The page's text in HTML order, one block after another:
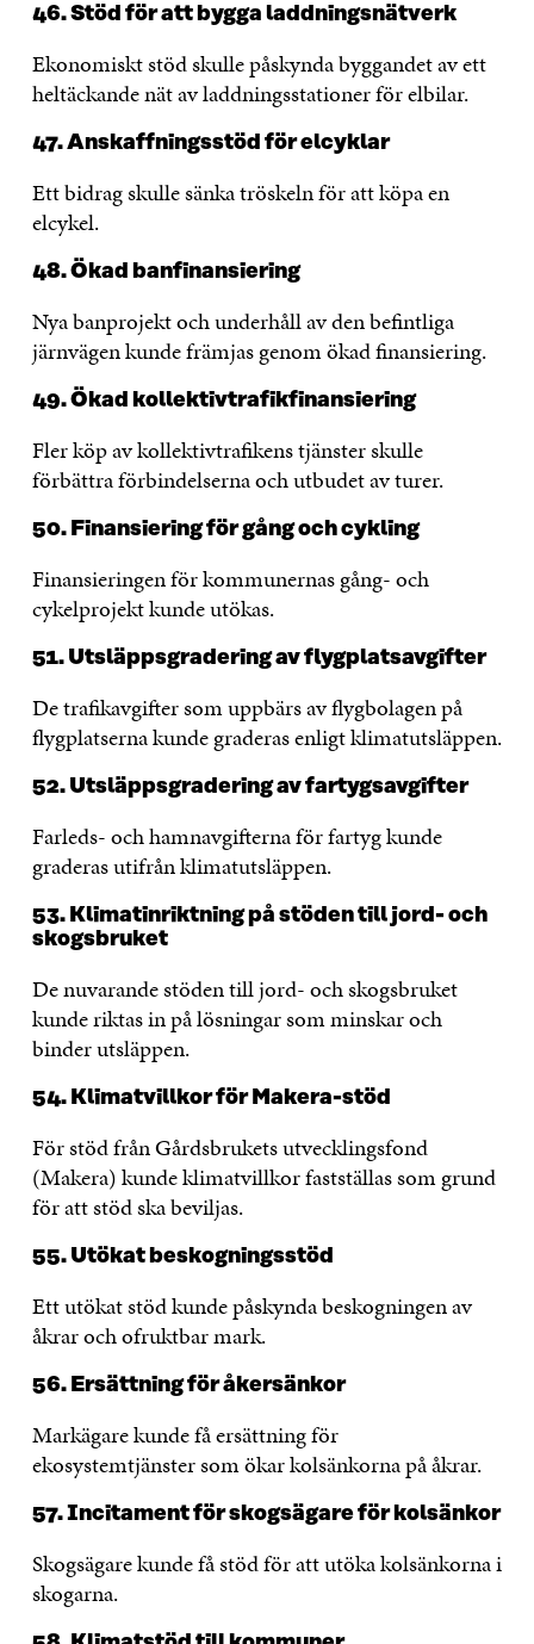
46. Stöd för att bygga laddningsnätverk
Ekonomiskt stöd skulle påskynda byggandet av ett
heltäckande nät av laddningsstationer för elbilar.
47. Anskaffningsstöd för elcyklar
Ett bidrag skulle sänka tröskeln för att köpa en
elcykel.
48. Ökad banfinansiering
Nya banprojekt och underhåll av den befintliga
järnvägen kunde främjas genom ökad finansiering.
49. Ökad kollektivtrafikfinansiering
Fler köp av kollektivtrafikens tjänster skulle
förbättra förbindelserna och utbudet av turer.
50. Finansiering för gång och cykling
Finansieringen för kommunernas gång- och
cykelprojekt kunde utökas.
51. Utsläppsgradering av flygplatsavgifter
De trafikavgifter som uppbärs av flygbolagen på
flygplatserna kunde graderas enligt klimatutsläppen.
52. Utsläppsgradering av fartygsavgifter
Farleds- och hamnavgifterna för fartyg kunde
graderas utifrån klimatutsläppen.
53. Klimatinriktning på stöden till jord- och
skogsbruket
De nuvarande stöden till jord- och skogsbruket
kunde riktas in på lösningar som minskar och
binder utsläppen.
54. Klimatvillkor för Makera-stöd
För stöd från Gårdsbrukets utvecklingsfond
(Makera) kunde klimatvillkor fastställas som grund
för att stöd ska beviljas.
55. Utökat beskogningsstöd
Ett utökat stöd kunde påskynda beskogningen av
åkrar och ofruktbar mark.
56. Ersättning för åkersänkor
Markägare kunde få ersättning för
ekosystemtjänster som ökar kolsänkorna på åkrar.
57. Incitament för skogsägare för kolsänkor
Skogsägare kunde få stöd för att utöka kolsänkorna i
skogarna.